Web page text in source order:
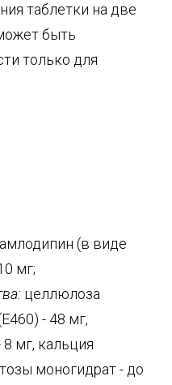
таблетки на две
быть
только для
амлодипин (в виде
мг;
целлюлоза
- 48 мг,
мг, кальция
моногидрат - до